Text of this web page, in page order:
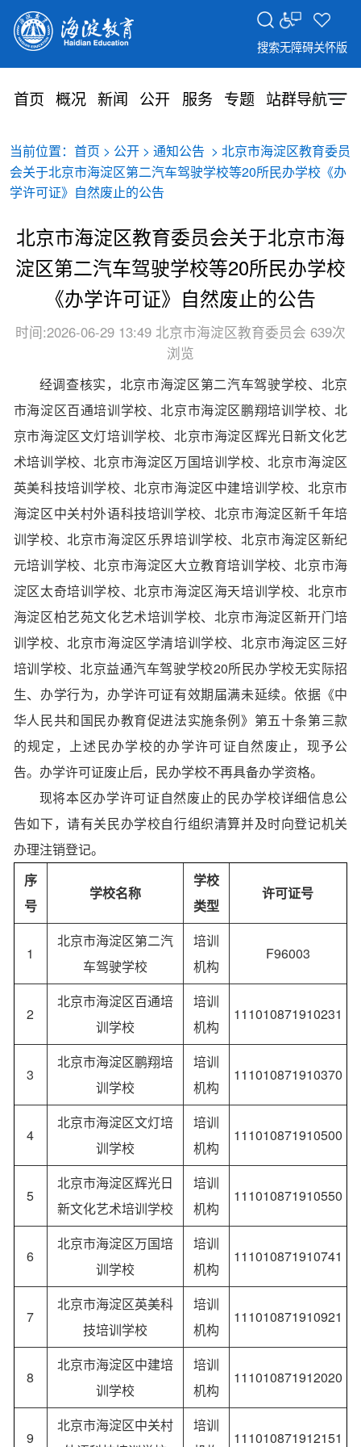
搜索无障碍关怀版
首页 概况 新闻 公开 服务 专题 站群导航
当前位置： 首页 > 公开> 通知公告 > 北京市海淀区教育委员
会关于北京市海淀区第二汽车驾驶学校等20所民办学校《办
学许可证》自然废止的公告
北京市海淀区教育委员会关于北京市海
淀区第二汽车驾驶学校等20所民办学校
《办学许可证》自然废止的公告
时间:2026-06-29 13:49 北京市海淀区教育委员会 639次
浏览
经调查核实，北京市海淀区第二汽车驾驶学校、北京
市海淀区百通培训学校、北京市海淀区鹏翔培训学校、北
京市海淀区文灯培训学校、北京市海淀区辉光日新文化艺
术培训学校、北京市海淀区万国培训学校、北京市海淀区
英美科技培训学校、北京市海淀区中建培训学校、北京市
海淀区中关村外语科技培训学校、北京市海淀区新千年培
训学校、北京市海淀区乐界培训学校、北京市海淀区新纪
元培训学校、北京市海淀区大立教育培训学校、北京市海
淀区太奇培训学校、北京市海淀区海天培训学校、北京市
海淀区柏艺苑文化艺术培训学校、北京市海淀区新开门培
训学校、北京市海淀区学清培训学校、北京市海淀区三好
培训学校、北京益通汽车驾驶学校20所民办学校无实际招
生、办学行为，办学许可证有效期届满未延续。依据《中
华人民共和国民办教育促进法实施条例》第五十条第三款
的规定，上述民办学校的办学许可证自然废止，现予公
告。办学许可证废止后，民办学校不再具备办学资格。
现将本区办学许可证自然废止的民办学校详细信息公
告如下，请有关民办学校自行组织清算并及时向登记机关
办理注销登记。
序
号
学校名称
学校
类型
许可证号
1
北京市海淀区第二汽
车驾驶学校
培训
机构
F96003
2
北京市海淀区百通培
训学校
培训
机构
111010871910231
3
北京市海淀区鹏翔培
训学校
培训
机构
111010871910370
4
北京市海淀区文灯培
训学校
培训
机构
111010871910500
5
北京市海淀区辉光日
新文化艺术培训学校
培训
机构
111010871910550
6
北京市海淀区万国培
训学校
培训
机构
111010871910741
7
北京市海淀区英美科
技培训学校
培训
机构
111010871910921
8
北京市海淀区中建培
训学校
培训
机构
111010871912020
9
北京市海淀区中关村
培训
111010871912151